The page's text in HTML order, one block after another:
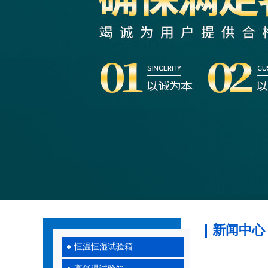
恒温恒湿试验箱
新闻中心